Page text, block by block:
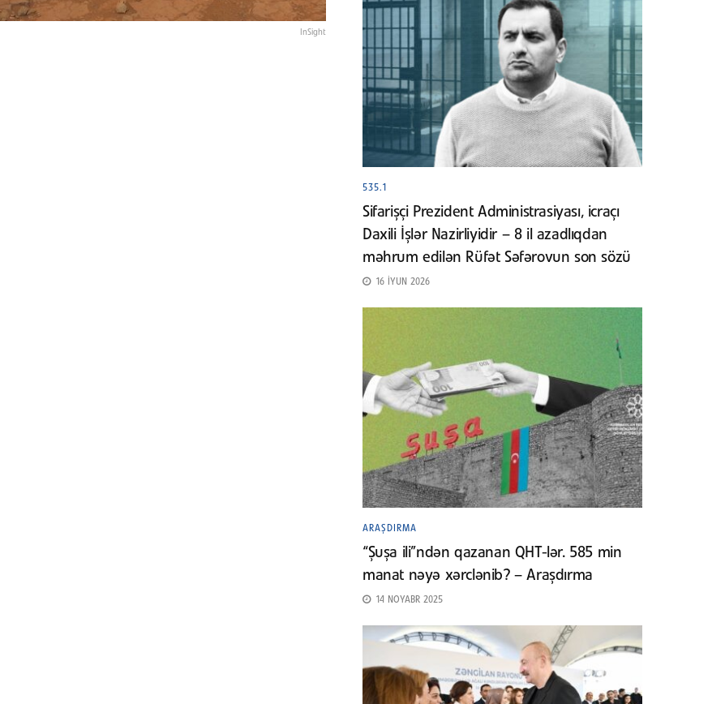
InSight
535.1
Sifarişçi Prezident Administrasiyası, icraçı
Daxili İşlər Nazirliyidir – 8 il azadlıqdan
məhrum edilən Rüfət Səfərovun son sözü
16 İYUN 2026
ARAŞDIRMA
“Şuşa ili”ndən qazanan QHT-lər. 585 min
manat nəyə xərclənib? – Araşdırma
14 NOYABR 2025